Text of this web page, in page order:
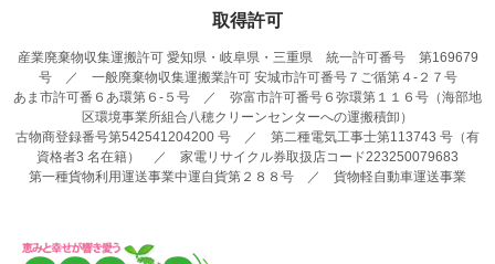
取得許可
産業廃棄物収集運搬許可 愛知県・岐阜県・三重県 統一許可番号 第169679
号 ／ 一般廃棄物収集運搬業許可 安城市許可番号７ご循第４-２７号
あま市許可番６あ環第６-５号 ／ 弥富市許可番号６弥環第１１６号（海部地
区環境事業所組合八穂クリーンセンターへの運搬積卸）
古物商登録番号第542541204200 号 ／ 第二種電気工事士第113743 号（有
資格者3 名在籍） ／ 家電リサイクル券取扱店コード223250079683
第一種貨物利用運送事業中運自貨第２８８号 ／ 貨物軽自動車運送事業